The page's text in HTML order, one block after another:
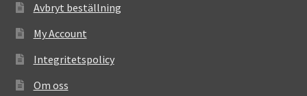
Avbryt beställning
My Account
Integritetspolicy
Om oss